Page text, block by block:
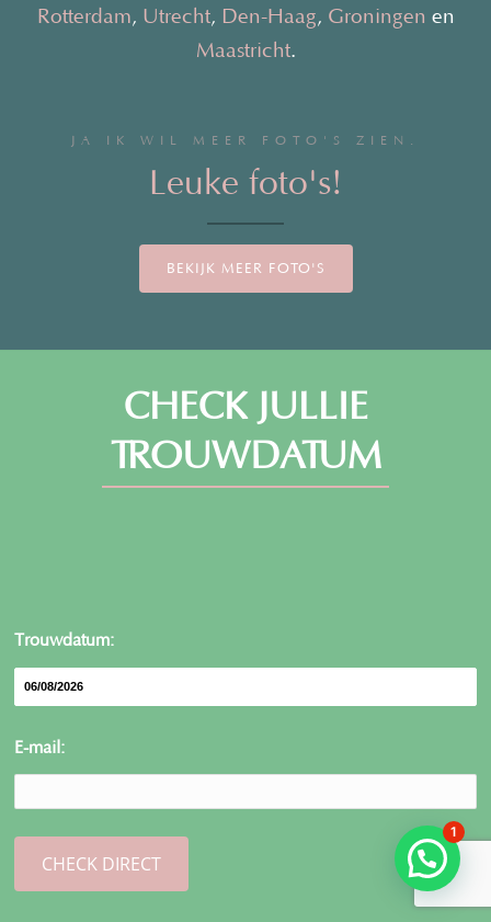
Rotterdam, Utrecht, Den-Haag, Groningen en
Maastricht.
JA IK WIL MEER FOTO'S ZIEN.
Leuke foto's!
BEKIJK MEER FOTO'S
CHECK JULLIE
TROUWDATUM
Trouwdatum:
E-mail:
1